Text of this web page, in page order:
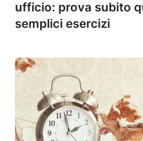
ufficio: prova subito
semplici esercizi